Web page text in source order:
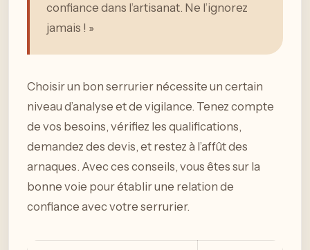
confiance dans l’artisanat. Ne l’ignorez
jamais ! »
Choisir un bon serrurier nécessite un certain
niveau d’analyse et de vigilance. Tenez compte
de vos besoins, vérifiez les qualifications,
demandez des devis, et restez à l’affût des
arnaques. Avec ces conseils, vous êtes sur la
bonne voie pour établir une relation de
confiance avec votre serrurier.